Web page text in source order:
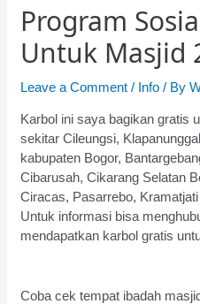
Program
Untuk Masjid
Leave a Comment / Info / By
Karbol ini saya bagikan gratis
sekitar Cileungsi,
kabupaten Bogor,
Cibarusah, Cikarang Selatan
Ciracas, Pasarrebo,
Untuk informasi bisa
mendapatkan karbol gratis
Coba cek tempat ibadah